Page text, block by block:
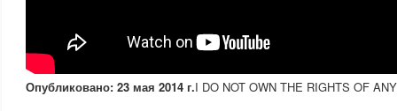
Опубликовано: 23 мая 2014 г.I DO NOT OWN THE RIGHTS OF